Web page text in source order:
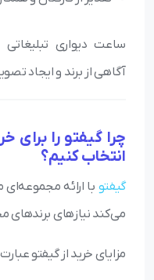
ساعت دیواری
آگاهی از برند و ایجاد
چرا گیفتو را برای
انتخاب کنیم؟
گیفتو با ارائه
می‌کند نیازهای برندهای
مزایای خرید از گیفتو